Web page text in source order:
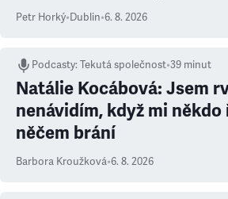
Petr Horký•Dublin•6. 8. 2026
Podcasty:Tekutá společnost•39 minut
Natálie Kocábová: Jsem
nenávidím, když mi někdo
něčem brání
Barbora Kroužková•6. 8. 2026